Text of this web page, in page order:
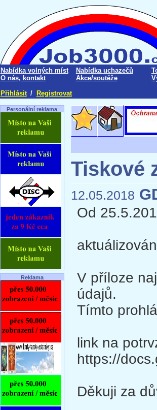
Nabídka volných míst Nabídka uchazečů
O nás, kontakt
Akce/soutěže
Přihlásit / Registrovat
Personální reklama
Reklama
Tiskové
12.05.2018
Od
V příloze
údajů.
Tímto
link na
https://
Děkuji za